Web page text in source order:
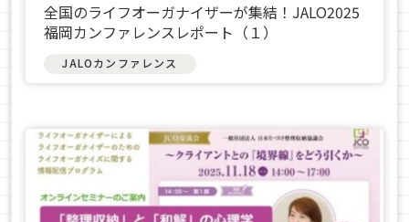
全国のライフオーガナイザーが集結！JALO2025
福岡カンファレンスレポート（１）
JALOカンファレンス